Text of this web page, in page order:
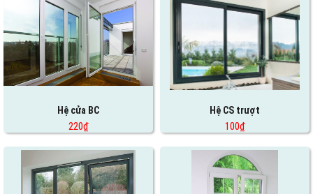
Hệ cửa BC
220₫
Hệ CS trượt
100₫